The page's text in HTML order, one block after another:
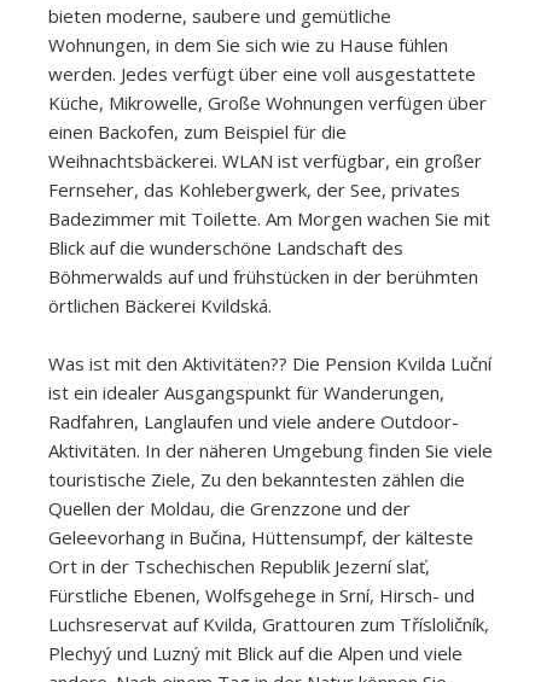
bieten moderne, saubere und gemütliche
Wohnungen, in dem Sie sich wie zu Hause fühlen
werden. Jedes verfügt über eine voll ausgestattete
Küche, Mikrowelle, Große Wohnungen verfügen über
einen Backofen, zum Beispiel für die
Weihnachtsbäckerei. WLAN ist verfügbar, ein großer
Fernseher, das Kohlebergwerk, der See, privates
Badezimmer mit Toilette. Am Morgen wachen Sie mit
Blick auf die wunderschöne Landschaft des
Böhmerwalds auf und frühstücken in der berühmten
örtlichen Bäckerei Kvildská.
Was ist mit den Aktivitäten?? Die Pension Kvilda Luční
ist ein idealer Ausgangspunkt für Wanderungen,
Radfahren, Langlaufen und viele andere Outdoor-
Aktivitäten. In der näheren Umgebung finden Sie viele
touristische Ziele, Zu den bekanntesten zählen die
Quellen der Moldau, die Grenzzone und der
Geleevorhang in Bučina, Hüttensumpf, der kälteste
Ort in der Tschechischen Republik Jezerní slať,
Fürstliche Ebenen, Wolfsgehege in Srní, Hirsch- und
Luchsreservat auf Kvilda, Grattouren zum Třísloličník,
Plechyý und Luzný mit Blick auf die Alpen und viele